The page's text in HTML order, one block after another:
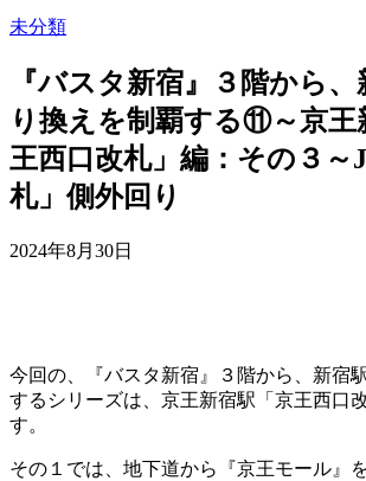
未分類
『バスタ新宿』３階から
り換えを制覇する⑪～京王
王西口改札」編：その３～
札」側外回り
2024年8月30日
今回の、『バスタ新宿』３階から、新宿
するシリーズは、京王新宿駅「京王西口
す。
その１では、地下道から『京王モール』